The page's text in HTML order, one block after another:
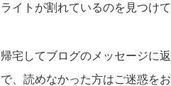
ライトが割れているのを見つけ
帰宅してブログのメッセージに
で、読めなかった方はご迷惑をお